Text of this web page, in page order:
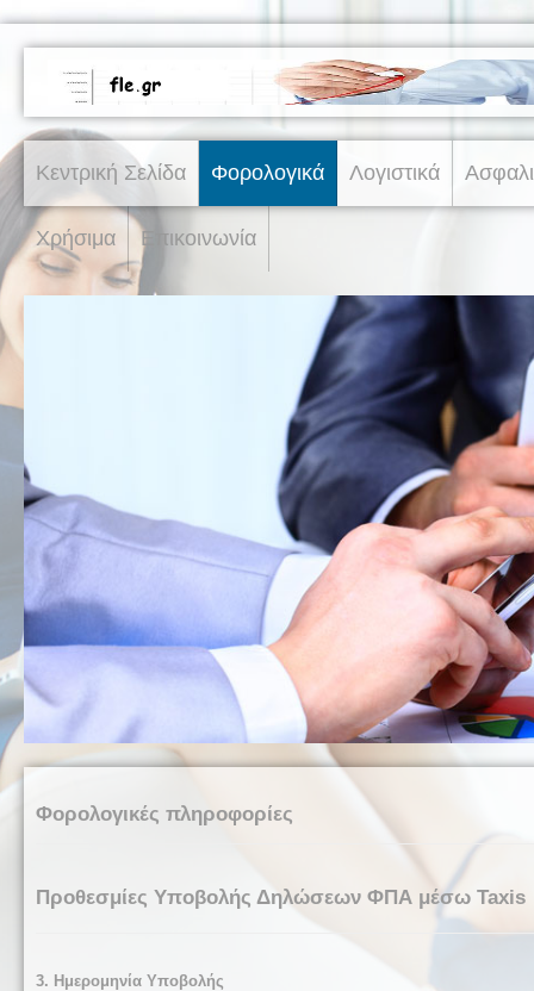
Κεντρική Σελίδα Φορολογικά Λογιστικά
Χρήσιμα Επικοινωνία
Φορολογικές πληροφορίες
Προθεσμίες Υποβολής Δηλώσεων ΦΠΑ μέσω Taxis
3. Ημερομηνία Υποβολής